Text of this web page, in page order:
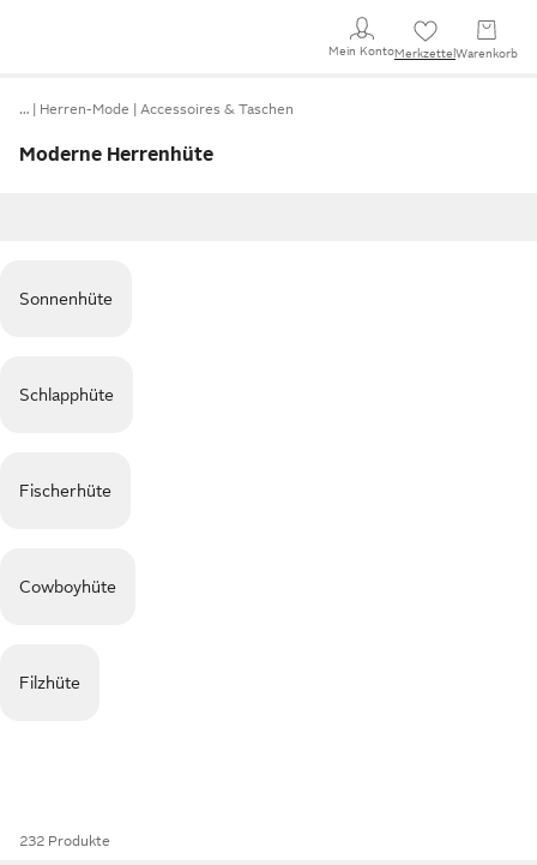
Mein KontoMerkzettel Warenkorb
… Herren-Mode Accessoires & Taschen
Moderne Herrenhüte
Sonnenhüte
Schlapphüte
Fischerhüte
Cowboyhüte
Filzhüte
232 Produkte